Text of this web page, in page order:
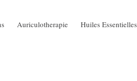
Auriculotherapie Huiles Essentielles